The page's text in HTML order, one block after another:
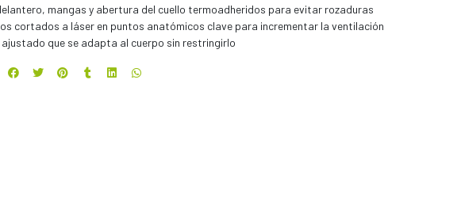
mangas y abertura del cuello termoadheridos para evitar rozaduras
cortados a láser en puntos anatómicos clave para incrementar la ventilación
que se adapta al cuerpo sin restringirlo